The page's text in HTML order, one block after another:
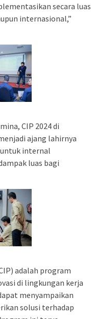
secara luas
internasional,”
CIP 2024 di
ajang lahirnya
internal
luas bagi
adalah program
di lingkungan kerja
menyampaikan
solusi terhadap